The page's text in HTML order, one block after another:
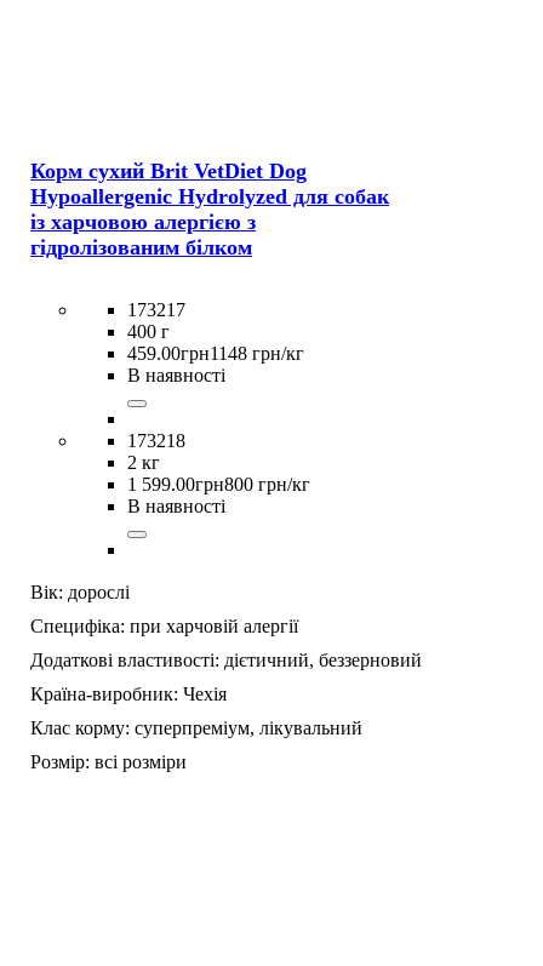
Корм сухий Brit VetDiet Dog
Hypoallergenic Hydrolyzed для собак
із харчовою алергією з
гідролізованим білком
173217
400 г
459.00грн1148 грн/кг
В наявності
173218
2 кг
1 599.00грн800 грн/кг
В наявності
Вік: дорослі
Специфіка: при харчовій алергії
Додаткові властивості: дієтичний, беззерновий
Країна-виробник: Чехія
Клас корму: суперпреміум, лікувальний
Розмір: всі розміри